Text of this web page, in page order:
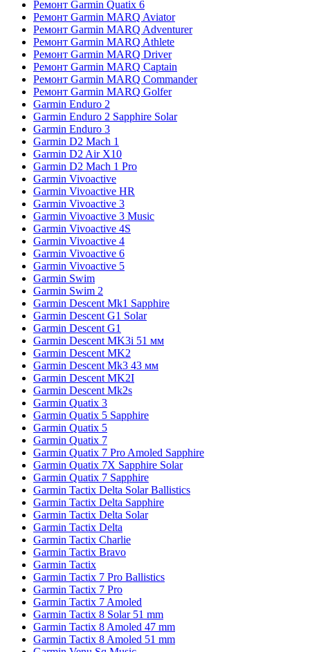
Ремонт Garmin Quatix 6
Ремонт Garmin MARQ Aviator
Ремонт Garmin MARQ Adventurer
Ремонт Garmin MARQ Athlete
Ремонт Garmin MARQ Driver
Ремонт Garmin MARQ Captain
Ремонт Garmin MARQ Commander
Ремонт Garmin MARQ Golfer
Garmin Enduro 2
Garmin Enduro 2 Sapphire Solar
Garmin Enduro 3
Garmin D2 Mach 1
Garmin D2 Air X10
Garmin D2 Mach 1 Pro
Garmin Vivoactive
Garmin Vivoactive HR
Garmin Vivoactive 3
Garmin Vivoactive 3 Music
Garmin Vivoactive 4S
Garmin Vivoactive 4
Garmin Vivoactive 6
Garmin Vivoactive 5
Garmin Swim
Garmin Swim 2
Garmin Descent Mk1 Sapphire
Garmin Descent G1 Solar
Garmin Descent G1
Garmin Descent MK3i 51 мм
Garmin Descent MK2
Garmin Descent Mk3 43 мм
Garmin Descent MK2I
Garmin Descent Mk2s
Garmin Quatix 3
Garmin Quatix 5 Sapphire
Garmin Quatix 5
Garmin Quatix 7
Garmin Quatix 7 Pro Amoled Sapphire
Garmin Quatix 7X Sapphire Solar
Garmin Quatix 7 Sapphire
Garmin Tactix Delta Solar Ballistics
Garmin Tactix Delta Sapphire
Garmin Tactix Delta Solar
Garmin Tactix Delta
Garmin Tactix Charlie
Garmin Tactix Bravo
Garmin Tactix
Garmin Tactix 7 Pro Ballistics
Garmin Tactix 7 Pro
Garmin Tactix 7 Amoled
Garmin Tactix 8 Solar 51 mm
Garmin Tactix 8 Amoled 47 mm
Garmin Tactix 8 Amoled 51 mm